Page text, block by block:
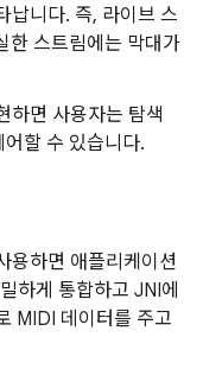
납니다. 즉, 라이브 스
한 스트림에는 막대가
하면 사용자는 탐색
할 수 있습니다.
용하면 애플리케이션
하게 통합하고 JNI에
MIDI 데이터를 주고